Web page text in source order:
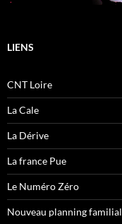
LIENS
CNT Loire
La Cale
La Dérive
La france Pue
Le Numéro Zéro
Nouveau planning familial